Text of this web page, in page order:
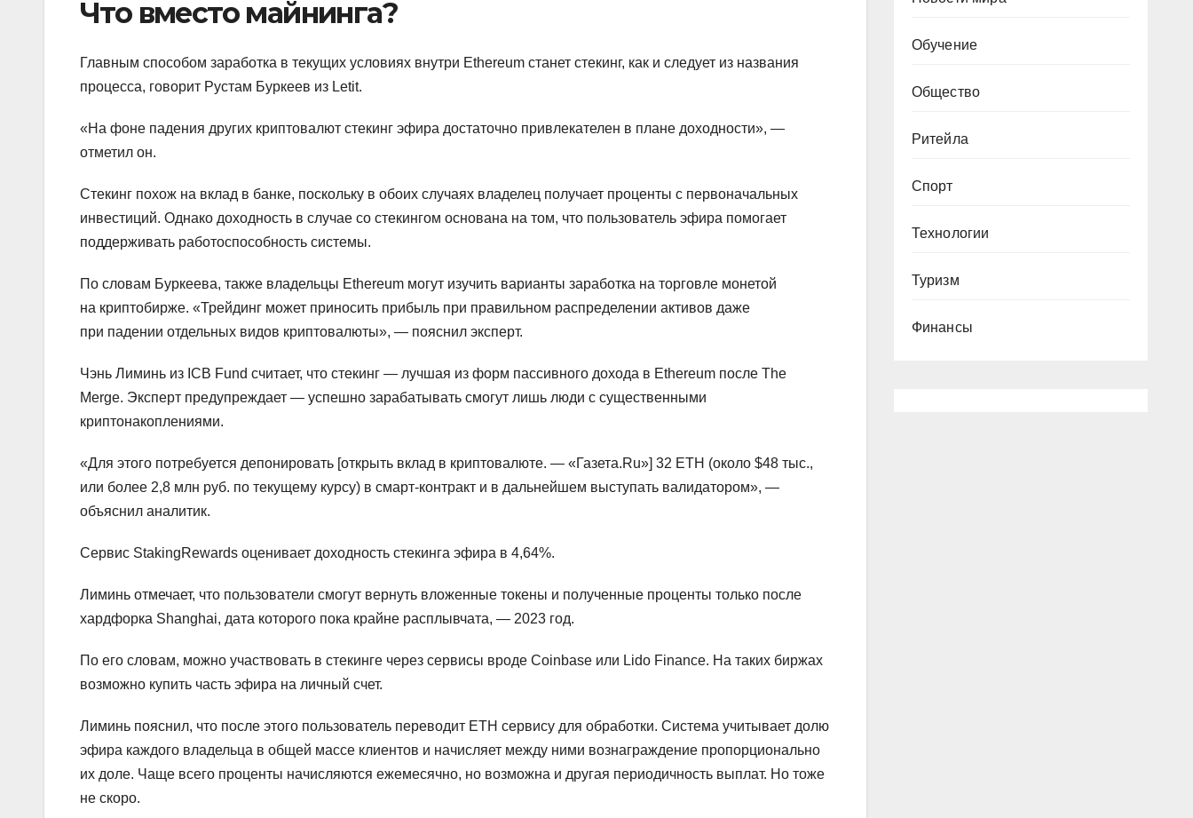
Что вместо майнинга?
Главным способом заработка в текущих условиях внутри Ethereum станет стекинг, как и следует из названия
процесса, говорит Рустам Буркеев из Letit.
«На фоне падения других криптовалют стекинг эфира достаточно привлекателен в плане доходности», —
отметил он.
Стекинг похож на вклад в банке, поскольку в обоих случаях владелец получает проценты с первоначальных
инвестиций. Однако доходность в случае со стекингом основана на том, что пользователь эфира помогает
поддерживать работоспособность системы.
По словам Буркеева, также владельцы Ethereum могут изучить варианты заработка на торговле монетой
на криптобирже. «Трейдинг может приносить прибыль при правильном распределении активов даже
при падении отдельных видов криптовалюты», — пояснил эксперт.
Чэнь Лиминь из ICB Fund считает, что стекинг — лучшая из форм пассивного дохода в Ethereum после The
Merge. Эксперт предупреждает — успешно зарабатывать смогут лишь люди с существенными
криптонакоплениями.
«Для этого потребуется депонировать [открыть вклад в криптовалюте. — «Газета.Ru»] 32 ETH (около $48 тыс.,
или более 2,8 млн руб. по текущему курсу) в смарт-контракт и в дальнейшем выступать валидатором», —
объяснил аналитик.
Сервис StakingRewards оценивает доходность стекинга эфира в 4,64%.
Лиминь отмечает, что пользователи смогут вернуть вложенные токены и полученные проценты только после
хардфорка Shanghai, дата которого пока крайне расплывчата, — 2023 год.
По его словам, можно участвовать в стекинге через сервисы вроде Coinbase или Lido Finance. На таких биржах
возможно купить часть эфира на личный счет.
Лиминь пояснил, что после этого пользователь переводит ETH сервису для обработки. Система учитывает долю
эфира каждого владельца в общей массе клиентов и начисляет между ними вознаграждение пропорционально
их доле. Чаще всего проценты начисляются ежемесячно, но возможна и другая периодичность выплат. Но тоже
не скоро.
Обучение
Общество
Ритейла
Спорт
Технологии
Туризм
Финансы